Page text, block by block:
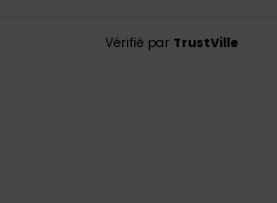
Vérifié par TrustVille